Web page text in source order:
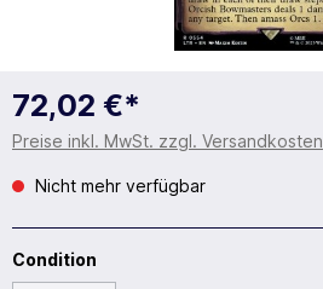
72,02 €*
Preise inkl. MwSt. zzgl. Versandkosten
Nicht mehr verfügbar
Condition